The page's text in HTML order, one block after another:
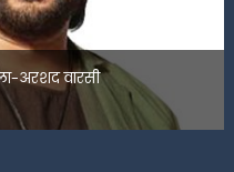
अरशद वारसी